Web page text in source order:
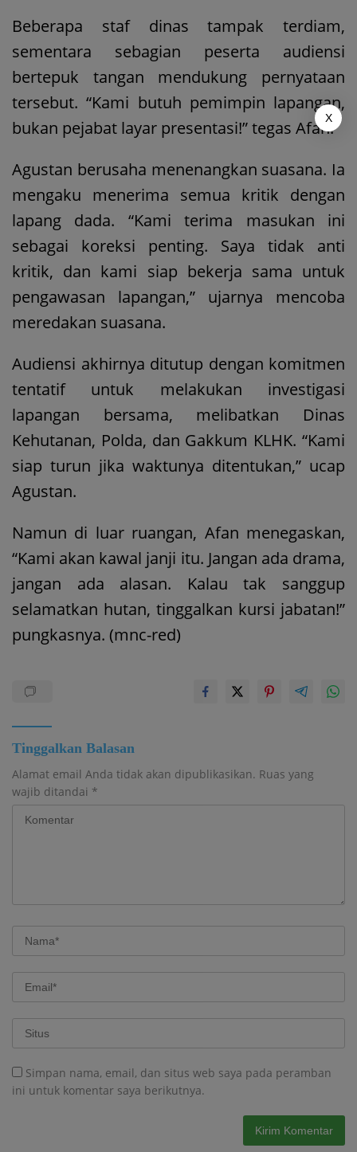
Beberapa staf dinas tampak terdiam,
sementara sebagian peserta audiensi
bertepuk tangan mendukung pernyataan
tersebut. “Kami butuh pemimpin lapangan,
bukan pejabat layar presentasi!” tegas Afan.
Agustan berusaha menenangkan suasana. Ia
mengaku menerima semua kritik dengan
lapang dada. “Kami terima masukan ini
sebagai koreksi penting. Saya tidak anti
kritik, dan kami siap bekerja sama untuk
pengawasan lapangan,” ujarnya mencoba
meredakan suasana.
Audiensi akhirnya ditutup dengan komitmen
tentatif untuk melakukan investigasi
lapangan bersama, melibatkan Dinas
Kehutanan, Polda, dan Gakkum KLHK. “Kami
siap turun jika waktunya ditentukan,” ucap
Agustan.
Namun di luar ruangan, Afan menegaskan,
“Kami akan kawal janji itu. Jangan ada drama,
jangan ada alasan. Kalau tak sanggup
selamatkan hutan, tinggalkan kursi jabatan!”
pungkasnya. (mnc-red)
Tinggalkan Balasan
Alamat email Anda tidak akan dipublikasikan. Ruas yang
wajib ditandai *
Simpan nama, email, dan situs web saya pada peramban
ini untuk komentar saya berikutnya.
X